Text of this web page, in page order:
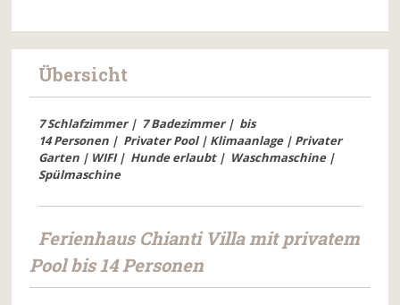
Übersicht
7 Schlafzimmer| 7Badezimmer| bis
14Personen | Privater Pool | Klimaanlage | Privater
Garten | WIFI | Hunde erlaubt | Waschmaschine |
Spülmaschine
Ferienhaus Chianti Villa mit privatem
Poolbis 14 Personen